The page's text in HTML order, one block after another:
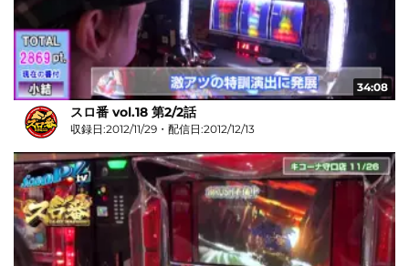
34:08
スロ番 vol.18 第2/2話
収録日:2012/11/29・配信日:2012/12/13